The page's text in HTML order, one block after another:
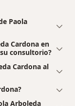
Paola
Cardona en
consultorio?
Cardona al
Arboleda